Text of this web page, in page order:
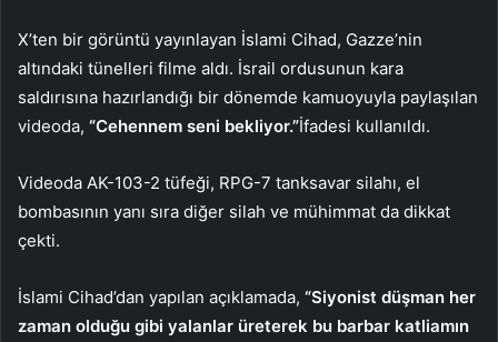
X’ten bir görüntü yayınlayan İslami Cihad, Gazze’nin
altındaki tünelleri filme aldı. İsrail ordusunun kara
saldırısına hazırlandığı bir dönemde kamuoyuyla paylaşılan
videoda, “Cehennem seni bekliyor.”İfadesi kullanıldı.
Videoda AK-103-2 tüfeği, RPG-7 tanksavar silahı, el
bombasının yanı sıra diğer silah ve mühimmat da dikkat
çekti.
İslami Cihad’dan yapılan açıklamada, “Siyonist düşman her
zaman olduğu gibi yalanlar üreterek bu barbar katliamın